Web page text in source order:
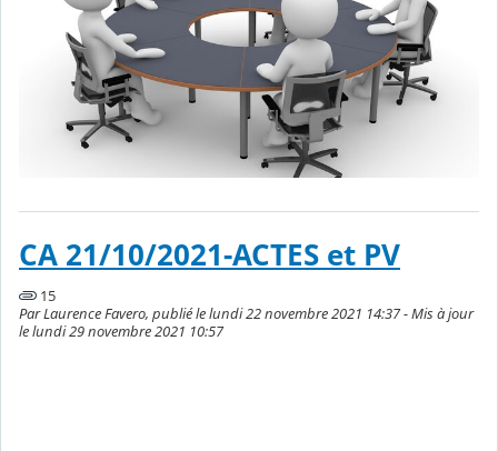
CA 21/10/2021-ACTES et PV
15
Par Laurence Favero, publié le lundi 22 novembre 2021 14:37 - Mis à jour
le lundi 29 novembre 2021 10:57